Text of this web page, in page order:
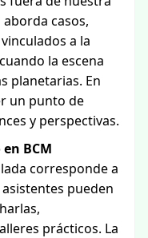
casos,
a la
la escena
planetarias. En
un punto de
y perspectivas.
BCM
corresponde a
pueden
prácticos. La